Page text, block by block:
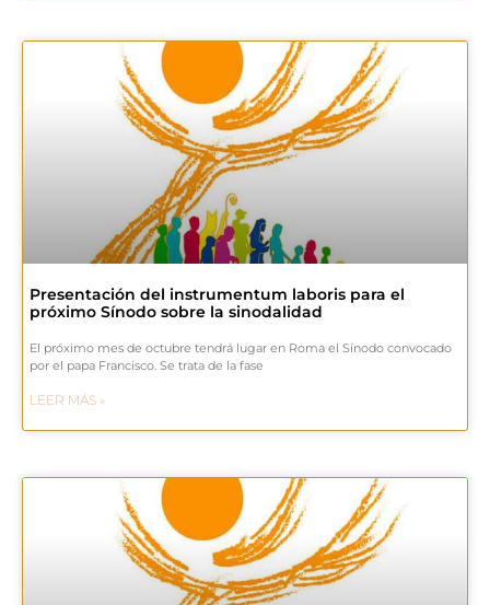
Presentación del instrumentum laboris para el
próximo Sínodo sobre la sinodalidad
El próximo mes de octubre tendrá lugar en Roma el Sínodo convocado
por el papa Francisco. Se trata de la fase
LEER MÁS »